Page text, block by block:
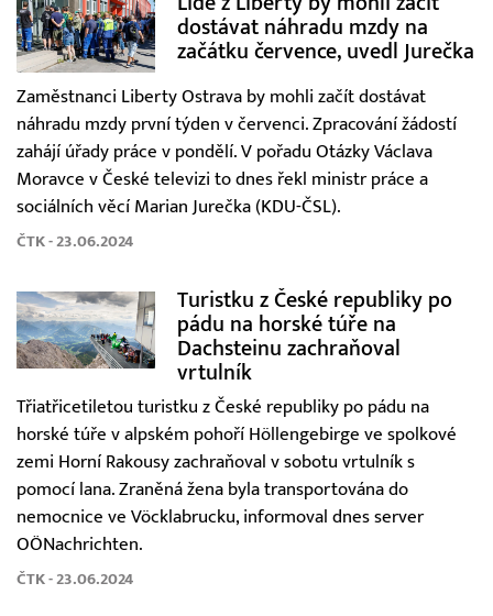
dostávat náhradu mzdy na
začátku července, uvedl Jurečka
Zaměstnanci Liberty Ostrava by mohli začít dostávat
náhradu mzdy první týden v červenci. Zpracování žádostí
zahájí úřady práce v pondělí. V pořadu Otázky Václava
Moravce v České televizi to dnes řekl ministr práce a
sociálních věcí Marian Jurečka (KDU-ČSL).
ČTK - 23.06.2024
Turistku z České republiky po
pádu na horské túře na
Dachsteinu zachraňoval
vrtulník
Třiatřicetiletou turistku z České republiky po pádu na
horské túře v alpském pohoří Höllengebirge ve spolkové
zemi Horní Rakousy zachraňoval v sobotu vrtulník s
pomocí lana. Zraněná žena byla transportována do
nemocnice ve Vöcklabrucku, informoval dnes server
OÖNachrichten.
ČTK - 23.06.2024